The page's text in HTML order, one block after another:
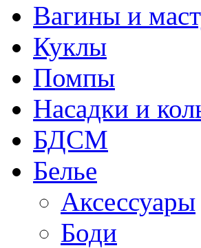
Вагины и
Куклы
Помпы
Насадки и
БДСМ
Белье
Аксессуары
Боди